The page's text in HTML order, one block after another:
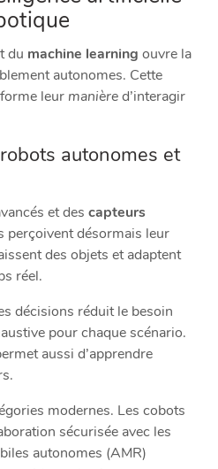
du machine learning ouvre la
autonomes. Cette
leur manièred’interagir
autonomes et
et des capteurs
perçoivent désormais leur
des objets et adaptent
réel.
décisions réduit le besoin
pour chaque scénario.
aussi d’apprendre
modernes. Les cobots
sécurisée avec les
autonomes (AMR)